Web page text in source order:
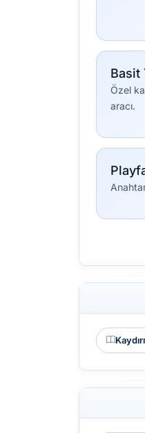
Basit
Özel
aracı.